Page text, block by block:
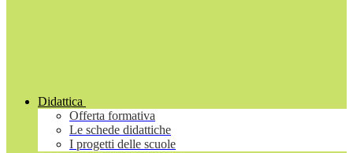
Didattica
Offerta formativa
Le schede didattiche
I progetti delle scuole